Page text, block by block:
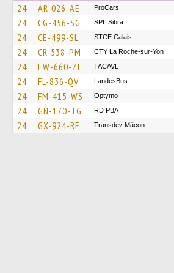
24 AR-026-AE ProCars
24 CG-456-SG SPL Sibra
24 CE-499-SL STCE Calais
24 CR-538-PM CTY La Roche-sur-Yon
24 EW-660-ZL TACAVL
24 FL-836-QV LandèsBus
24 FM-415-WS Optymo
24 GN-170-TG RD PBA
24 GX-924-RF Transdev Mâcon